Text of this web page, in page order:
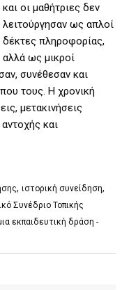
και οι μαθήτριες δεν
λειτούργησαν ως απλοί
δέκτες πληροφορίας,
αλλά ως μικροί
συνέθεσαν και
τους. Η χρονική
μετακινήσεις
και
,ιστορική συνείδηση,
Συνέδριο Τοπικής
εκπαιδευτική δράση -